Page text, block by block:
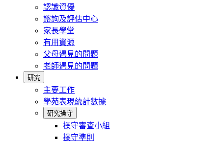
認識資優
諮詢及評估中心
家長學堂
有用資源
父母遇見的問題
老師遇見的問題
研究
主要工作
學苑表現統計數據
研究操守
操守審查小組
操守準則